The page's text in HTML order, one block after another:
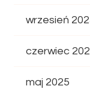
wrzesień
czerwiec
maj 2025